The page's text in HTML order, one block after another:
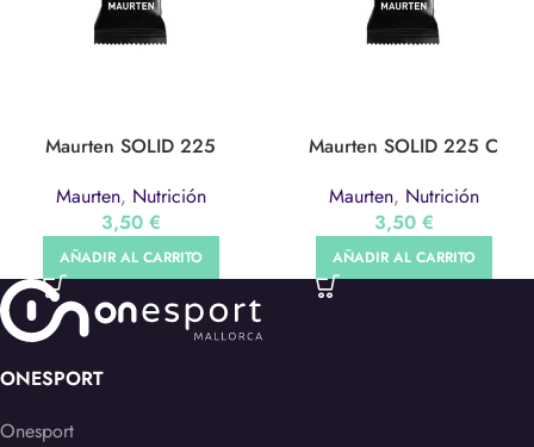
Maurten SOLID 225
Maurten, Nutrición
3,50 €
AÑADIR AL CARRITO
Maurten SOLID 225 C
Maurten, Nutrición
3,50 €
AÑADIR AL CARRITO
ONESPORT
Onesport